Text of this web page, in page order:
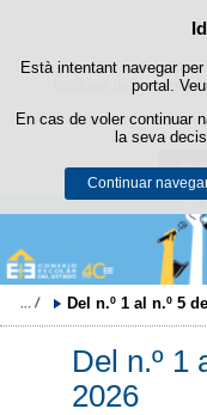
Aquest lloc web utilitza
cookies de tercers
Podeu obtenir més
Està intentant navegar
portal.
En cas de voler continuar
la seva
Continuar
Del n.º 1 al n.º 5
Del n.º 1
2026